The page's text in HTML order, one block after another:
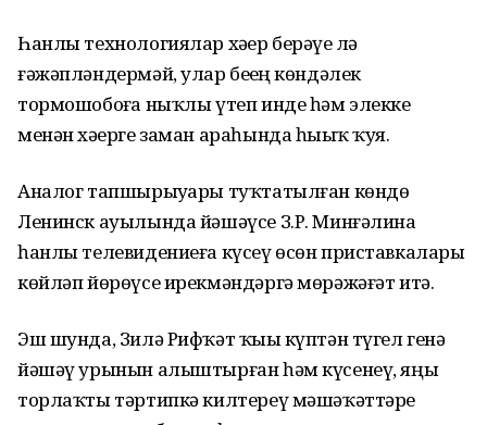
Һанлы технологиялар хәҙер берәүҙе лә
ғәжәпләндермәй, улар беҙҙең көндәлек
тормошобоҙға ныҡлы үтеп инде һәм элекке
менән хәҙерге заман араһында һыҙыҡ ҡуя.
Аналог тапшырыуҙары туҡтатылған көндө
Ленинск ауылында йәшәүсе З.Р. Минғәлина
һанлы телевидениеға күсеү өсөн приставкаларҙы
көйләп йөрөүсе ирекмәндәргә мөрәжәғәт итә.
Эш шунда, Зилә Рифҡәт ҡыҙы күптән түгел генә
йәшәү урынын алыштырған һәм күсенеү, яңы
торлаҡты тәртипкә килтереү мәшәҡәттәре